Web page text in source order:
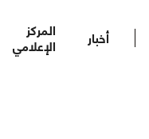
أخبار المركز
الإعلامي